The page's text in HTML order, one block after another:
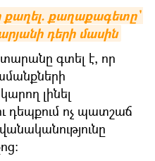
քաղել. քաղաքագետը`
դերի մասին
գտել է, որ
լինել
դեպքում ոչ պատշաճ